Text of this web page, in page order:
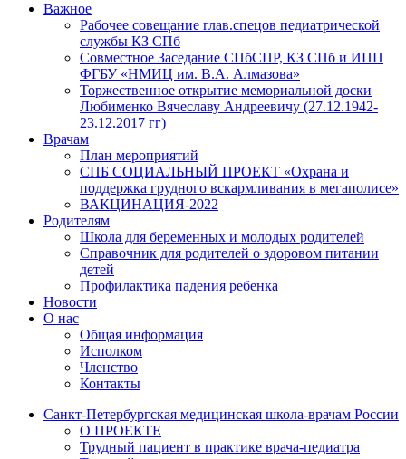
Важное
Рабочее совещание глав.спецов педиатрической
службы КЗ СПб
Совместное Заседание СПбСПР, КЗ СПб и ИПП
ФГБУ «НМИЦ им. В.А. Алмазова»
Торжественное открытие мемориальной доски
Любименко Вячеславу Андреевичу (27.12.1942-
23.12.2017 гг)
Врачам
План мероприятий
СПБ СОЦИАЛЬНЫЙ ПРОЕКТ «Охрана и
поддержка грудного вскармливания в мегаполисе»
ВАКЦИНАЦИЯ-2022
Родителям
Школа для беременных и молодых родителей
Справочник для родителей о здоровом питании
детей
Профилактика падения ребенка
Новости
О нас
Общая информация
Исполком
Членство
Контакты
Санкт-Петербургская медицинская школа-врачам России
О ПРОЕКТЕ
Трудный пациент в практике врача-педиатра